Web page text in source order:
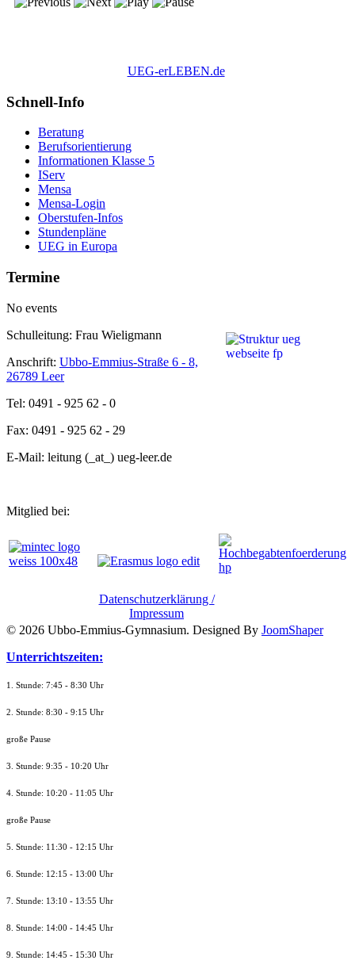
UEG-erLEBEN.de
Schnell-Info
Beratung
Berufsorientierung
Informationen Klasse 5
IServ
Mensa
Mensa-Login
Oberstufen-Infos
Stundenpläne
UEG in Europa
Termine
No events
Schulleitung: Frau Wieligmann
Anschrift: Ubbo-Emmius-Straße 6 - 8,
26789 Leer
Tel: 0491 - 925 62 - 0
Fax: 0491 - 925 62 - 29
E-Mail: leitung (_at_) ueg-leer.de
Mitglied bei:
Datenschutzerklärung /
Impressum
© 2026 Ubbo-Emmius-Gymnasium. Designed By JoomShaper
Unterrichtszeiten:
1. Stunde: 7:45 - 8:30 Uhr
2. Stunde: 8:30 - 9:15 Uhr
große Pause
3. Stunde: 9:35 - 10:20 Uhr
4. Stunde: 10:20 - 11:05 Uhr
große Pause
5. Stunde: 11:30 - 12:15 Uhr
6. Stunde: 12:15 - 13:00 Uhr
7. Stunde: 13:10 - 13:55 Uhr
8. Stunde: 14:00 - 14:45 Uhr
9. Stunde: 14:45 - 15:30 Uhr